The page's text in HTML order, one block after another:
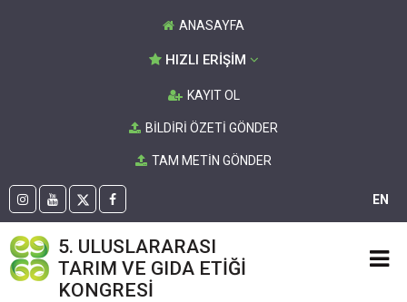
ANASAYFA
HIZLI ERİŞİM
KAYIT OL
BİLDİRİ ÖZETİ GÖNDER
TAM METİN GÖNDER
EN
5. ULUSLARARASI
TARIM VE GIDA ETİĞİ
KONGRESİ